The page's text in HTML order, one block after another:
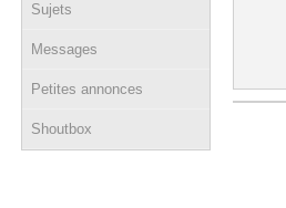
Sujets
Messages
Petites annonces
Shoutbox